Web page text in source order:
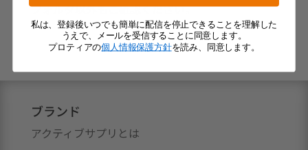
フォルダ以外もご確認ください。
ブランド
アクティブサプリとは
私は、登録後いつでも簡単に配信を停止できることを理解した
うえで、メールを受信することに同意します。
プロティアの個人情報保護方針を読み、同意します。